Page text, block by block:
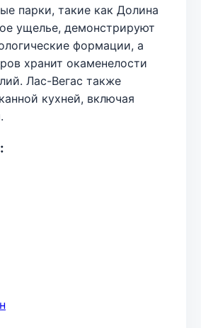
парки, такие как Долина
ущелье, демонстрируют
формации, а
хранит окаменелости
Лас-Вегас также
кухней, включая